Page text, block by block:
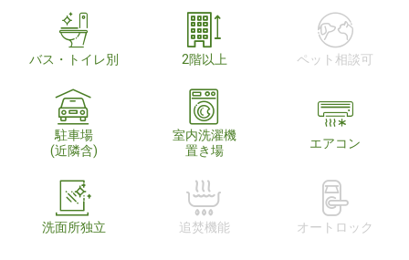
バス・トイレ別 2階以上 ペット相談可
駐車場
(近隣含)
室内洗濯機
置き場
エアコン
洗面所独立 追焚機能 オートロック